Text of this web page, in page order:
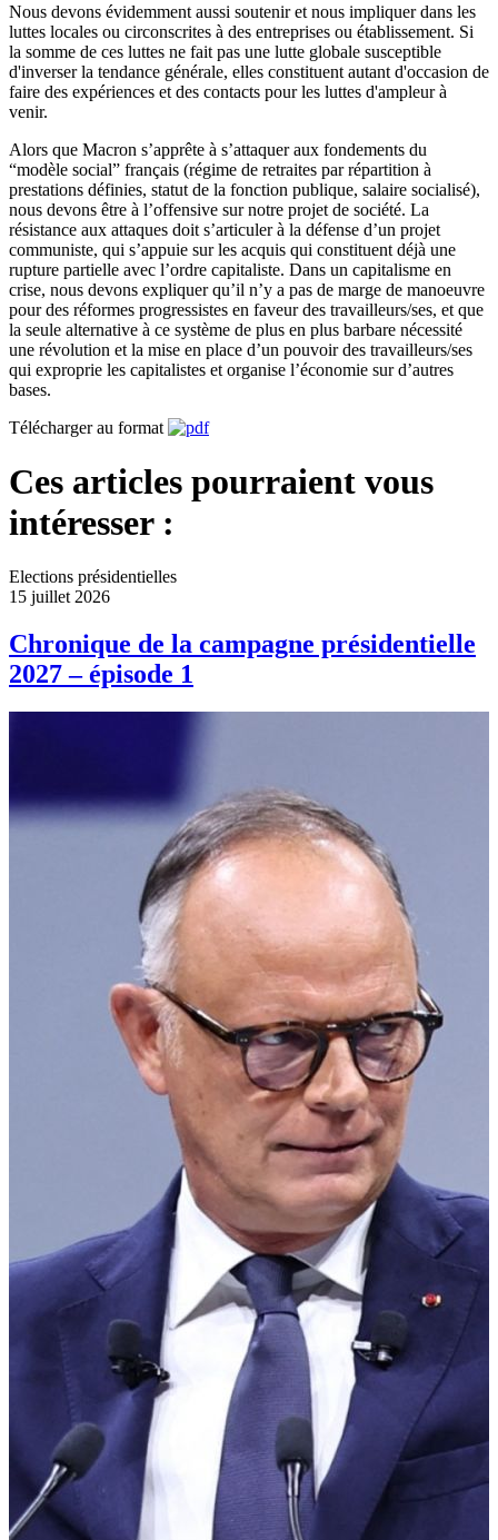
Nous devons évidemment aussi soutenir et nous impliquer dans les
luttes locales ou circonscrites à des entreprises ou établissement. Si
la somme de ces luttes ne fait pas une lutte globale susceptible
d'inverser la tendance générale, elles constituent autant d'occasion de
faire des expériences et des contacts pour les luttes d'ampleur à
venir.
Alors que Macron s’apprête à s’attaquer aux fondements du
“modèle social” français (régime de retraites par répartition à
prestations définies, statut de la fonction publique, salaire socialisé),
nous devons être à l’offensive sur notre projet de société. La
résistance aux attaques doit s’articuler à la défense d’un projet
communiste, qui s’appuie sur les acquis qui constituent déjà une
rupture partielle avec l’ordre capitaliste. Dans un capitalisme en
crise, nous devons expliquer qu’il n’y a pas de marge de manoeuvre
pour des réformes progressistes en faveur des travailleurs/ses, et que
la seule alternative à ce système de plus en plus barbare nécessité
une révolution et la mise en place d’un pouvoir des travailleurs/ses
qui exproprie les capitalistes et organise l’économie sur d’autres
bases.
Télécharger au format
Ces articles pourraient vous
intéresser :
Elections présidentielles
15 juillet 2026
Chronique de la campagne présidentielle
2027 – épisode 1